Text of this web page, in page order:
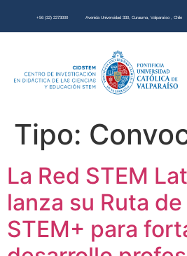
+56 (32) 2273000 Avenida Universidad 330, Curauma, Valparaíso , Chile
Tipo:
La Red STEM
lanza su Ruta
STEM+ para